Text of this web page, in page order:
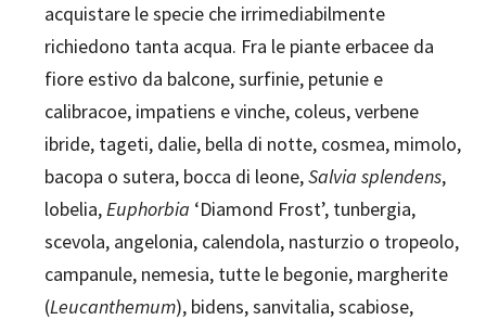
acquistare le specie che irrimediabilmente
richiedono tanta acqua. Fra le piante erbacee da
fiore estivo da balcone, surfinie, petunie e
calibracoe, impatiens e vinche, coleus, verbene
ibride, tageti, dalie, bella di notte, cosmea, mimolo,
bacopa o sutera, bocca di leone,Salvia splendens,
lobelia,Euphorbia ‘Diamond Frost’, tunbergia,
scevola, angelonia, calendola, nasturzio o tropeolo,
campanule, nemesia, tutte le begonie, margherite
(Leucanthemum), bidens, sanvitalia, scabiose,